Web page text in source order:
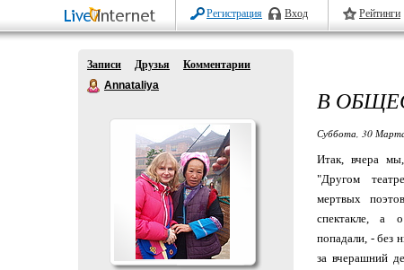
Регистрация Вход Рейтинги
Записи Друзья
Комментарии
Annataliya
В
Суббота, 30
Итак, вчера
"Другом
мертвых
спектакле, а
попадали, - без
за вчерашний